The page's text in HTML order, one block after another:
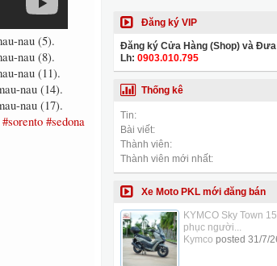
#sorento #sedona
Đăng ký VIP
Đăng ký Cửa Hàng (Shop) và
Lh: 0903.010.795
Thống kê
Tin:
Bài viết:
Thành viên:
Thành viên mới nhất:
Xe Moto PKL mới đăng bán
KYMCO Sky Town
phục người...
Kymco posted 31/7/